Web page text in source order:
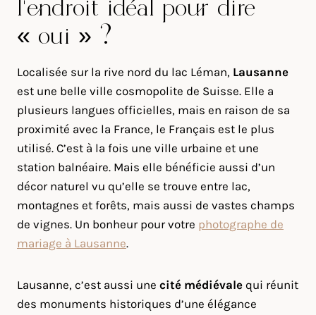
l’endroit idéal pour dire
« oui » ?
Localisée sur la rive nord du lac Léman, Lausanne
est une belle ville cosmopolite de Suisse. Elle a
plusieurs langues officielles, mais en raison de sa
proximité avec la France, le Français est le plus
utilisé. C’est à la fois une ville urbaine et une
station balnéaire. Mais elle bénéficie aussi d’un
décor naturel vu qu’elle se trouve entre lac,
montagnes et forêts, mais aussi de vastes champs
de vignes. Un bonheur pour votre photographe de
mariage à Lausanne.
Lausanne, c’est aussi une cité médiévale qui réunit
des monuments historiques d’une élégance